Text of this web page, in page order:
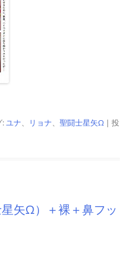
:ユナ、 リョナ、 聖闘士星矢Ω | 投
矢Ω）＋裸＋鼻フッ